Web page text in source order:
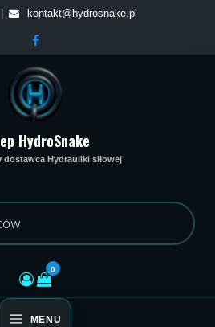
kontakt@hydrosnake.pl
HydroSnake
dostawca Hydrauliki siłowej
0
MENU